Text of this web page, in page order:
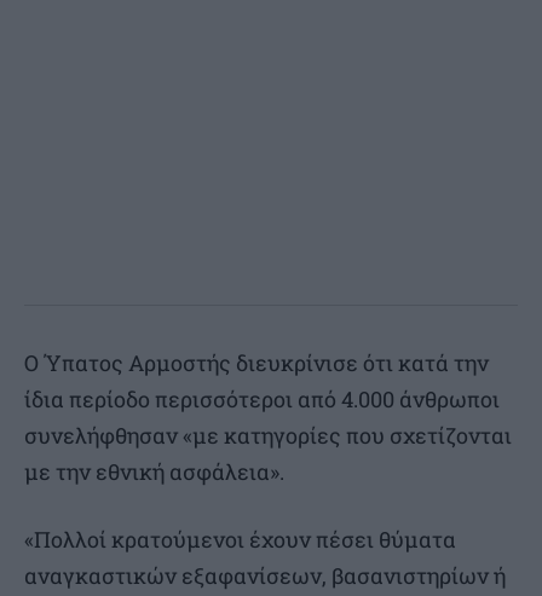
Ο Ύπατος Αρμοστής διευκρίνισε ότι κατά την
ίδια περίοδο περισσότεροι από 4.000 άνθρωποι
συνελήφθησαν «με κατηγορίες που σχετίζονται
με την εθνική ασφάλεια».
«Πολλοί κρατούμενοι έχουν πέσει θύματα
αναγκαστικών εξαφανίσεων, βασανιστηρίων ή